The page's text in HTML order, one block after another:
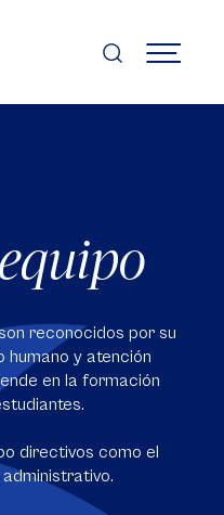
MENÚ
reconocidos por su
humano y atención
en la formación
directivos como el